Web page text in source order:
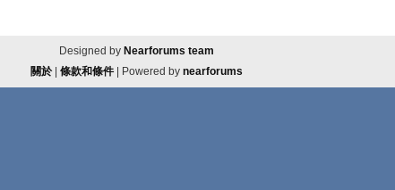
Designed by Nearforums team
關於| 條款和條件| Powered by nearforums